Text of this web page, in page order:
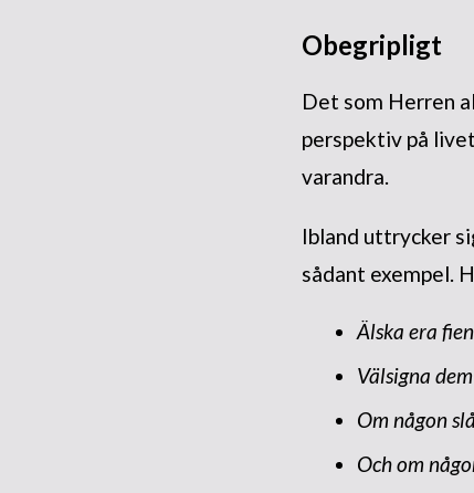
Obegripligt
Det som Herren
perspektiv på
varandra.
Ibland uttrycker
sådant exempel.
Älska era
Välsigna
Om någon
Och om